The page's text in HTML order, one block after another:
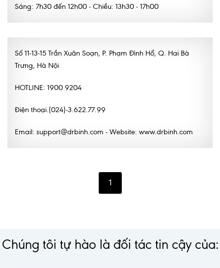
Dịch vụ ưu đãi đặc biệt
Nhà thuốc GPP
Dịch vụ Y tế Cơ quan – MEDI-OFFICE
Dịch vụ Y tế gia đình – MEDI-HOME
Lấy mẫu xét nghiệm tại nhà
Sáng: 7h30 đến 12h00 - Chiều: 13h30 - 17h00
Số 11-13-15 Trần Xuân Soạn, P. Phạm Đình Hổ, Q. Hai Bà
Trưng, Hà Nội
HOTLINE: 1900 9204
Điện thoại.(024)-3.622.77.99
Email: support@drbinh.com - Website: www.drbinh.com
1
Chúng tôi tự hào là đối tác tin cậy của: